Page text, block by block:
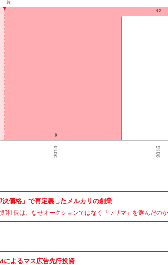
決価格」で再定義したメルカリの創業
社長は、なぜオークションではなく「フリマ」を選んだのか
によるマス広告先行投資